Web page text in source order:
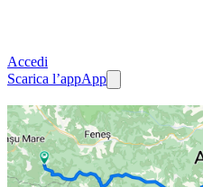
Accedi
Scarica l’appApp